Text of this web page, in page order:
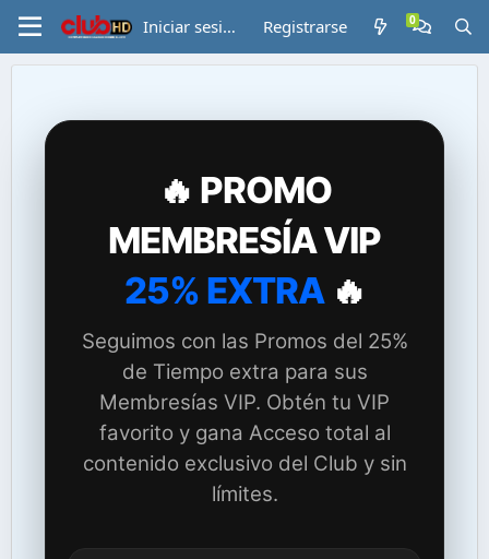
Iniciar sesión Registrarse
🔥 PROMO
MEMBRESÍA VIP
25% EXTRA🔥
Seguimos con las Promos del 25%
de Tiempo extra para sus
Membresías VIP. Obtén tu VIP
favorito y gana Acceso total al
contenido exclusivo del Club y sin
límites.